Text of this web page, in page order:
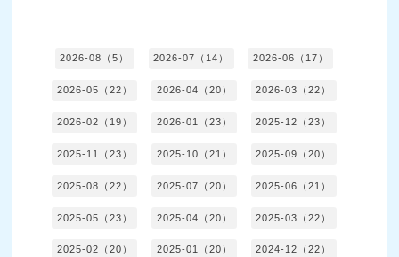
2026-08（5） 2026-07（14） 2026-06（17）
2026-05（22） 2026-04（20） 2026-03（22）
2026-02（19） 2026-01（23） 2025-12（23）
2025-11（23） 2025-10（21） 2025-09（20）
2025-08（22） 2025-07（20） 2025-06（21）
2025-05（23） 2025-04（20） 2025-03（22）
2025-02（20） 2025-01（20） 2024-12（22）